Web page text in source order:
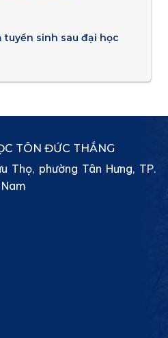
tuyển sinh sau đại học
TÔN ĐỨC THẮNG
Thọ, phường Tân Hưng, TP.